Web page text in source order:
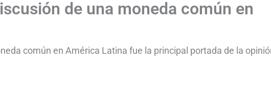
de una moneda común en
común en América Latina fue la principal portada de la